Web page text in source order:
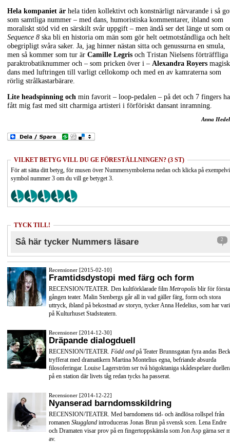
Hela kompaniet är hela tiden kollektivt och konstnärligt närvarande i så
som samtliga nummer – med dans, humoristiska kommentarer, ibland som
moraliskt stöd vid en särskilt svår uppgift – men ändå ser det länge ut som
Sequence 8 ska bli en historia om män som gör helt oetmotståndliga och helt
obegripligt svåra saker. Ja, jag hinner nästan sitta och genussurna en smula,
men så kommer som tur är Camille Legris och Tristan Nielsens förträffliga
paraktrobatiknummer och – som pricken över i – Alexandra Royers
dans med luftringen till varligt cellokomp och med en av kamraterna som
rörlig strålkastarbärare.
Lite headspinning och min favorit – loop-pedalen – på det och 7 fingers
fått mig fast med sitt charmiga artisteri i förföriskt dansant inramning.
Anna
VILKET BETYG VILL DU GE FÖRESTÄLLNINGEN? (3 ST)
För att sätta ditt betyg, för musen över Nummersymbolerna nedan och klicka på
symbol nummer 3 om du vill ge betyget 3.
TYCK TILL!
Så här tycker Nummers läsare 2
Recensioner [2015-02-10]
Framtidsdystopi med färg och form
RECENSION/TEATER. Den kultförklarade film Metropolis blir för första
gången teater. Malin Stenbergs går all in vad gäller färg, form och stora
uttryck, ibland på bekostnad av storyn, tycker Anna Hedelius, som har
på Kulturhuset Stadsteatern.
Recensioner [2014-12-30]
Dräpande dialogduell
RECENSION/TEATER. Född ond på Teater Brunnsgatan fyra andas
tryfferat med dramatikern Martina Montelius egna, befriande absurda
filosoferingar. Louise Lagerström ser två högoktaniga skådespelare
på en station där livets tåg redan tycks ha passerat.
Recensioner [2014-12-22]
Nyanserad barndomsskildring
RECENSION/TEATER. Med barndomens tid- och ändlösa rollspel från
romanen Skuggland introduceras Jonas Brun på svensk scen. Lena Endre
och Dramaten visar prov på en fingertoppskänsla som Jon Asp gärna ser
av.